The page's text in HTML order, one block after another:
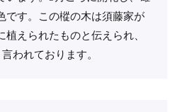
です。この樅の木は須藤家が
植えられたものと伝えられ、
言われております。